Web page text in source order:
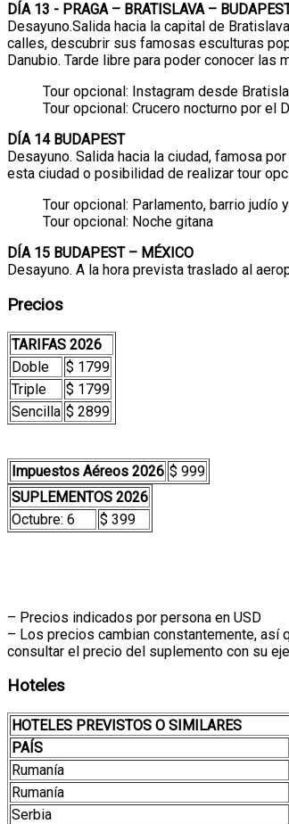
DÍA 13 - PRAGA – BRATISLAVA –
Desayuno.Salida hacia la capital de
calles, descubrir sus famosas esculturas
Danubio. Tarde libre para poder conocer
Tour opcional: Instagram desde
Tour opcional: Crucero nocturno por el
DÍA 14 BUDAPEST
Desayuno. Salida hacia la ciudad, famosa
esta ciudad o posibilidad de realizar tour
Tour opcional: Parlamento, barrio judío
Tour opcional: Noche gitana
DÍA 15 BUDAPEST – MÉXICO
Desayuno. A la hora prevista traslado al
Precios
TARIFAS 2026
Doble
$ 1799
Triple
$ 1799
Sencilla $ 2899
Impuestos Aéreos 2026 $ 999
SUPLEMENTOS 2026
Octubre: 6
$ 399
– Precios indicados por persona en USD
– Los precios cambian constantemente, así
consultar el precio del suplemento con su
Hoteles
HOTELES PREVISTOS O SIMILARES
PAÍS
Rumanía
Rumanía
Serbia